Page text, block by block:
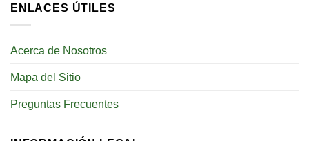
ENLACES ÚTILES
Acerca de Nosotros
Mapa del Sitio
Preguntas Frecuentes